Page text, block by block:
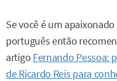
Se você é um
português então
artigo Fernando Pessoa:
de Ricardo Reis para